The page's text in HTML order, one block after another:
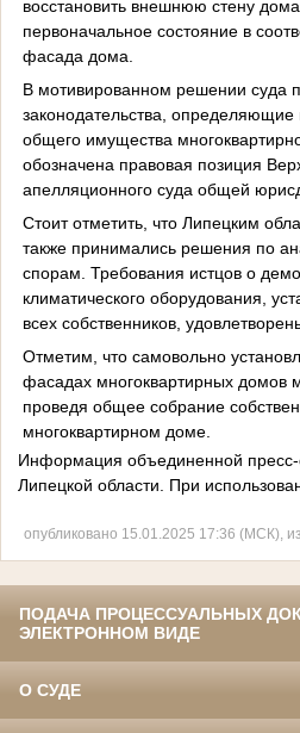
восстановить внешнюю стену
первоначальное состояние в
фасада дома.
В мотивированном решении суда
законодательства, определяющие
общего имущества
обозначена правовая позиция
апелляционного суда общей
Стоит отметить, что Липецким
также принимались решения по
спорам. Требования истцов о
климатического оборудования,
всех собственников,
Отметим, что самовольно
фасадах многоквартирных домов
проведя общее собрание
многоквартирном доме.
Информация объединенной
Липецкой области. При
опубликовано 15.01.2025 17:36 (МСК),
ПОДАЧА ПРОЦЕССУАЛЬНЫХ
ЭЛЕКТРОННОМ ВИДЕ
О СУДЕ